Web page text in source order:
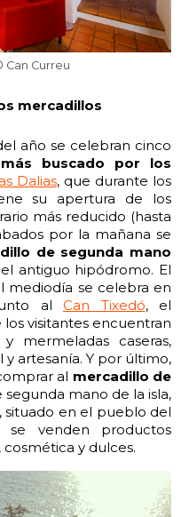
Can Curreu
mercadillos
año se celebran cinco
más buscado por los
Dalias, que durante los
su apertura de los
más reducido (hasta
por la mañana se
de segunda mano
antiguo hipódromo. El
mediodía se celebra en
al Can Tixedó, el
los visitantes encuentran
mermeladas caseras,
artesanía. Y por último,
al mercadillo de
segunda mano de la isla,
, situado en el pueblo del
venden productos
y dulces.
21:30